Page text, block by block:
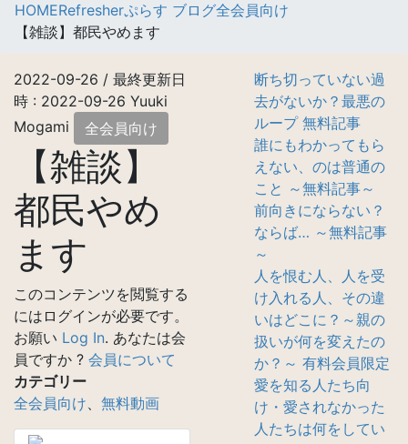
HOMERefresherぷらす ブログ全会員向け
【雑談】都民やめます
2022-09-26 / 最終更新日
時 : 2022-09-26 Yuuki
Mogami
全会員向け
【雑談】
都民やめ
ます
このコンテンツを閲覧する
にはログインが必要です。
お願い Log In. あなたは会
員ですか ? 会員について
カテゴリー
全会員向け、 無料動画
断ち切っていない過
去がないか？最悪の
ループ 無料記事
誰にもわかってもら
えない、のは普通の
こと ～無料記事～
前向きにならない？
ならば… ～無料記事
～
人を恨む人、人を受
け入れる人、その違
いはどこに？～親の
扱いが何を変えたの
か？～ 有料会員限定
愛を知る人たち向
け・愛されなかった
人たちは何をしてい